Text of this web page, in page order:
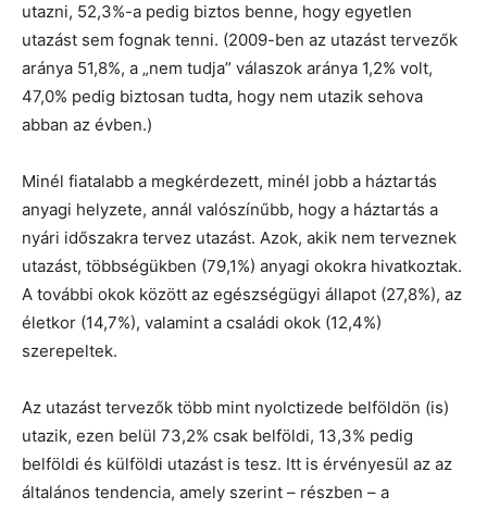
utazni, 52,3%-a pedig biztos benne, hogy egyetlen
utazást sem fognak tenni. (2009-ben az utazást tervezők
aránya 51,8%, a „nem tudja” válaszok aránya 1,2% volt,
47,0% pedig biztosan tudta, hogy nem utazik sehova
abban az évben.)
Minél fiatalabb a megkérdezett, minél jobb a háztartás
anyagi helyzete, annál valószínűbb, hogy a háztartás a
nyári időszakra tervez utazást. Azok, akik nem terveznek
utazást, többségükben (79,1%) anyagi okokra hivatkoztak.
A további okok között az egészségügyi állapot (27,8%), az
életkor (14,7%), valamint a családi okok (12,4%)
szerepeltek.
Az utazást tervezők több mint nyolctizede belföldön (is)
utazik, ezen belül 73,2% csak belföldi, 13,3% pedig
belföldi és külföldi utazást is tesz. Itt is érvényesül az az
általános tendencia, amely szerint – részben – a